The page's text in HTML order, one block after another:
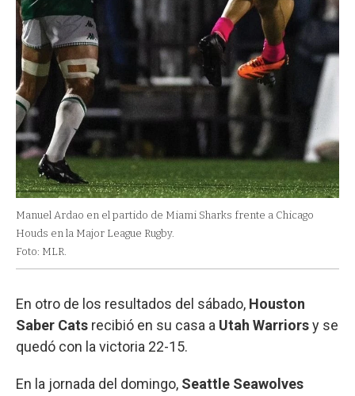
Manuel Ardao en el partido de Miami Sharks frente a Chicago
Houds en la Major League Rugby.
Foto: MLR.
En otro de los resultados del sábado, Houston
Saber Cats recibió en su casa a Utah Warriorsy se
quedó con la victoria 22-15.
En la jornada del domingo, Seattle Seawolves